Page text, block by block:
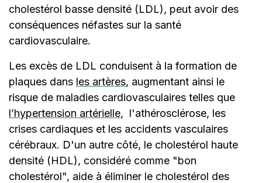
cholestérol basse densité (LDL), peut avoir des
conséquences néfastes sur la santé
cardiovasculaire.
Les excès de LDL conduisent à la formation de
plaques dans les artères, augmentant ainsi le
risque de maladies cardiovasculaires telles que
l’hypertension artérielle, l'athérosclérose, les
crises cardiaques et les accidents vasculaires
cérébraux. D'un autre côté, le cholestérol haute
densité (HDL), considéré comme "bon
cholestérol", aide à éliminer le cholestérol des